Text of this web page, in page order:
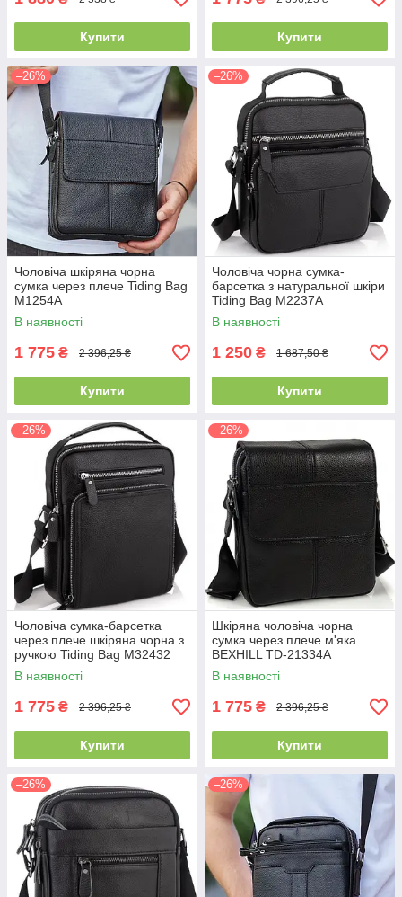
Купити Купити
–26%
Чоловіча шкіряна чорна
сумка через плече Tiding Bag
M1254A
В наявності
1 775 ₴ 2 396,25 ₴
Купити
–26%
Чоловіча чорна сумка-
барсетка з натуральної шкіри
Tiding Bag M2237A
В наявності
1 250 ₴ 1 687,50 ₴
Купити
–26%
Чоловіча сумка-барсетка
через плече шкіряна чорна з
ручкою Tiding Bag M32432
В наявності
1 775 ₴ 2 396,25 ₴
Купити
–26%
Шкіряна чоловіча чорна
сумка через плече м'яка
BEXHILL TD-21334A
В наявності
1 775 ₴ 2 396,25 ₴
Купити
–26% –26%